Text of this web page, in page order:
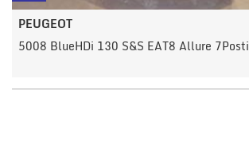
PEUGEOT
5008 BlueHDi 130 S&S EAT8 Allure 7Posti